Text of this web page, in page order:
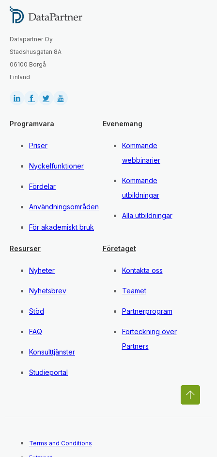
Datapartner Oy
Stadshusgatan 8A
06100 Borgå
Finland
Programvara
Priser
Nyckelfunktioner
Fördelar
Användningsområden
För akademiskt bruk
Evenemang
Kommande
webbinarier
Kommande
utbildningar
Alla utbildningar
Resurser
Nyheter
Nyhetsbrev
Stöd
FAQ
Konsulttjänster
Studieportal
Företaget
Kontakta oss
Teamet
Partnerprogram
Förteckning över
Partners
Terms and Conditions